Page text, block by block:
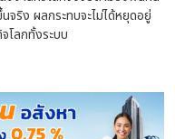
จริง ผลกระทบจะไม่ได้หยุดอยู่
โลกทั้งระบบ